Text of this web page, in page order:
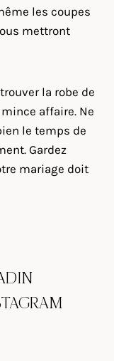
les coupes
mettront
la robe de
affaire. Ne
le temps de
Gardez
mariage doit